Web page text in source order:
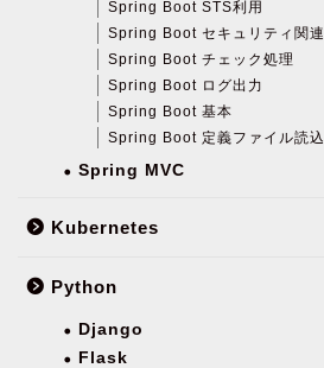
Spring Boot STS利用
Spring Boot セキュリティ関連
Spring Boot チェック処理
Spring Boot ログ出力
Spring Boot 基本
Spring Boot 定義ファイル読込
Spring MVC
Kubernetes
Python
Django
Flask